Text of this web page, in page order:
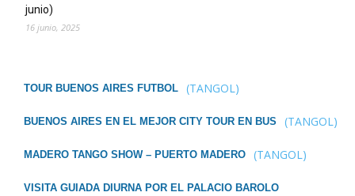
junio)
16 junio, 2025
TOUR BUENOS AIRES FUTBOL (TANGOL)
BUENOS AIRES EN EL MEJOR CITY TOUR EN BUS (TANGOL)
MADERO TANGO SHOW – PUERTO MADERO (TANGOL)
VISITA GUIADA DIURNA POR EL PALACIO BAROLO